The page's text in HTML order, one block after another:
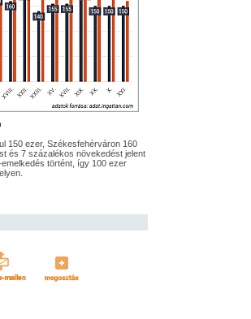
150 ezer, Székesfehérváron 160
és 7 százalékos növekedést jelent
történt, így 100 ezer